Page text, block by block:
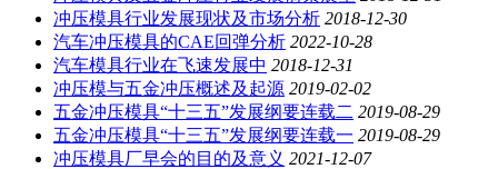
冲压模具行业发展现状及市场分析 2018-12-30
汽车冲压模具的CAE回弹分析 2022-10-28
汽车模具行业在飞速发展中 2018-12-31
冲压模与五金冲压概述及起源 2019-02-02
五金冲压模具“十三五”发展纲要连载二 2019-08-29
五金冲压模具“十三五”发展纲要连载一 2019-08-29
冲压模具厂早会的目的及意义 2021-12-07